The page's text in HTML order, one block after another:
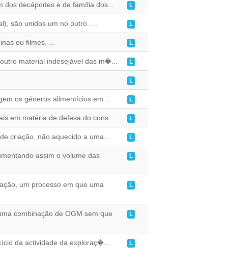
decápodes e de família dos... L
são unidos um no outro. ... L
ou filmes. ... L
material indesejável das m�... L
L
os géneros alimentícios em ... L
em matéria de defesa do cons... L
criação, não aquecido a uma... L
assim o volume das
L
um processo em que uma
L
combinação de OGM sem que
L
da actividade da exploraç�... L